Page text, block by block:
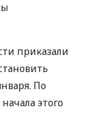
приказали
По
этого